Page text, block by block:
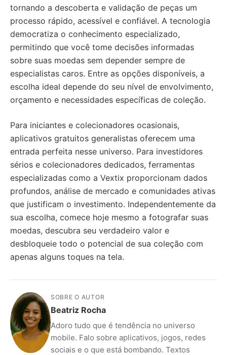
tornando a descoberta e validação de peças um
processo rápido, acessível e confiável. A tecnologia
democratiza o conhecimento especializado,
permitindo que você tome decisões informadas
sobre suas moedas sem depender sempre de
especialistas caros. Entre as opções disponíveis, a
escolha ideal depende do seu nível de envolvimento,
orçamento e necessidades específicas de coleção.
Para iniciantes e colecionadores ocasionais,
aplicativos gratuitos generalistas oferecem uma
entrada perfeita nesse universo. Para investidores
sérios e colecionadores dedicados, ferramentas
especializadas como a Vextix proporcionam dados
profundos, análise de mercado e comunidades ativas
que justificam o investimento. Independentemente da
sua escolha, comece hoje mesmo a fotografar suas
moedas, descubra seu verdadeiro valor e
desbloqueie todo o potencial de sua coleção com
apenas alguns toques na tela.
SOBRE O AUTOR
Beatriz Rocha
Adoro tudo que é tendência no universo
mobile. Falo sobre aplicativos, jogos, redes
sociais e o que está bombando. Textos